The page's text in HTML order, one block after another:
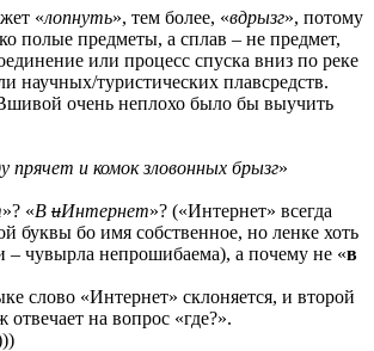
«лопнуть», тем более, «вдрызг», потому
полые предметы, а сплав – не предмет,
или процесс спуска вниз по реке
научных/туристических плавсредств.
очень неплохо было бы выучить
прячет и комок зловонных брызг»
»? «В иИнтернет»? («Интернет» всегда
буквы бо имя собственное, но ленке хоть
– чувырла непрошибаема), а почему не «в
слово «Интернет» склоняется, и второй
на вопрос «где?».